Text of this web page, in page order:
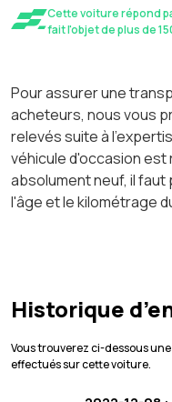
Cette voiture répond
fait l'objet de plus de
Pour assurer une
acheteurs, nous vous
relevés suite à
véhicule d'occasion
absolument neuf, il
l'âge et le kilométrage
Historique
Vous trouverez ci-dessous
effectués sur cette voiture.